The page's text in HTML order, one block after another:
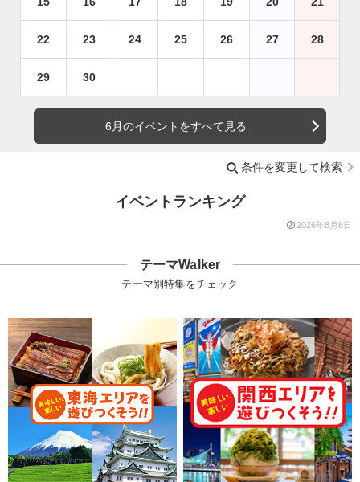
22 23 24 25 26 27 28
29 30
6月のイベントをすべて見る
条件を変更して検索
イベントランキング
2026年8月8日
テーマWalker
テーマ別特集をチェック